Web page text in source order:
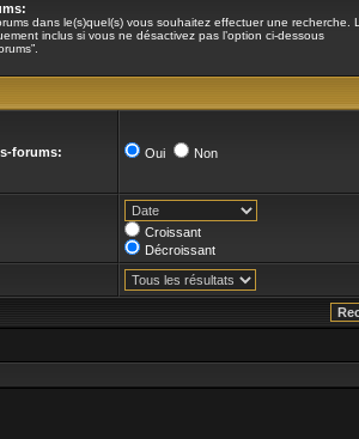
dans le(s)quel(s) vous souhaitez effectuer une recherche.
inclus si vous ne désactivez pas l’option ci-dessous
forums: Oui Non
Croissant
Décroissant